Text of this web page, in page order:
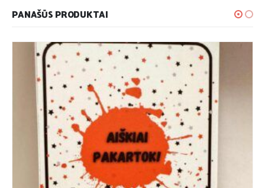
PANAŠŪS PRODUKTAI